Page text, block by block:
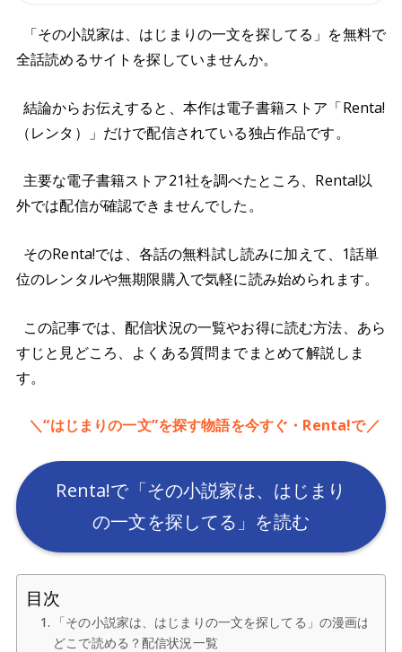
「その小説家は、はじまりの一文を探してる」を無料で
全話読めるサイトを探していませんか。
結論からお伝えすると、本作は電子書籍ストア「Renta!
（レンタ）」だけで配信されている独占作品です。
主要な電子書籍ストア21社を調べたところ、Renta!以
外では配信が確認できませんでした。
そのRenta!では、各話の無料試し読みに加えて、1話単
位のレンタルや無期限購入で気軽に読み始められます。
この記事では、配信状況の一覧やお得に読む方法、あら
すじと見どころ、よくある質問までまとめて解説しま
す。
＼“はじまりの一文”を探す物語を今すぐ・Renta!で／
Renta!で「その小説家は、はじまり
の一文を探してる」を読む
目次
「その小説家は、はじまりの一文を探してる」の漫画は
どこで読める？配信状況一覧